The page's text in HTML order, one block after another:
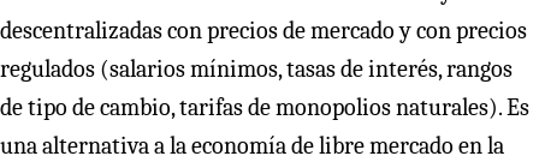
descentralizadas con precios de mercado y con precios
regulados (salarios mínimos, tasas de interés, rangos
de tipo de cambio, tarifas de monopolios naturales). Es
una alternativa a la economía de libre mercado en la